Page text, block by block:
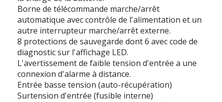
Borne de télécommande marche/arrêt
automatique avec contrôle de l'alimentation et un
autre interrupteur marche/arrêt externe.
8 protections de sauvegarde dont 6 avec code de
diagnostic sur l'affichage LED.
L'avertissement de faible tension d'entrée a une
connexion d'alarme à distance.
Entrée basse tension (auto-récupération)
Surtension d'entrée (fusible interne)